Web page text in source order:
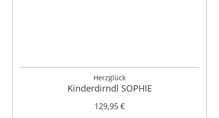
Herzglück
Kinderdirndl SOPHIE
129,95 €